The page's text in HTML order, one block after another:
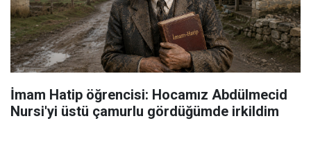
İmam Hatip öğrencisi: Hocamız Abdülmecid
Nursi'yi üstü çamurlu gördüğümde irkildim